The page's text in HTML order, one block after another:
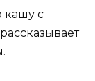
кашу с